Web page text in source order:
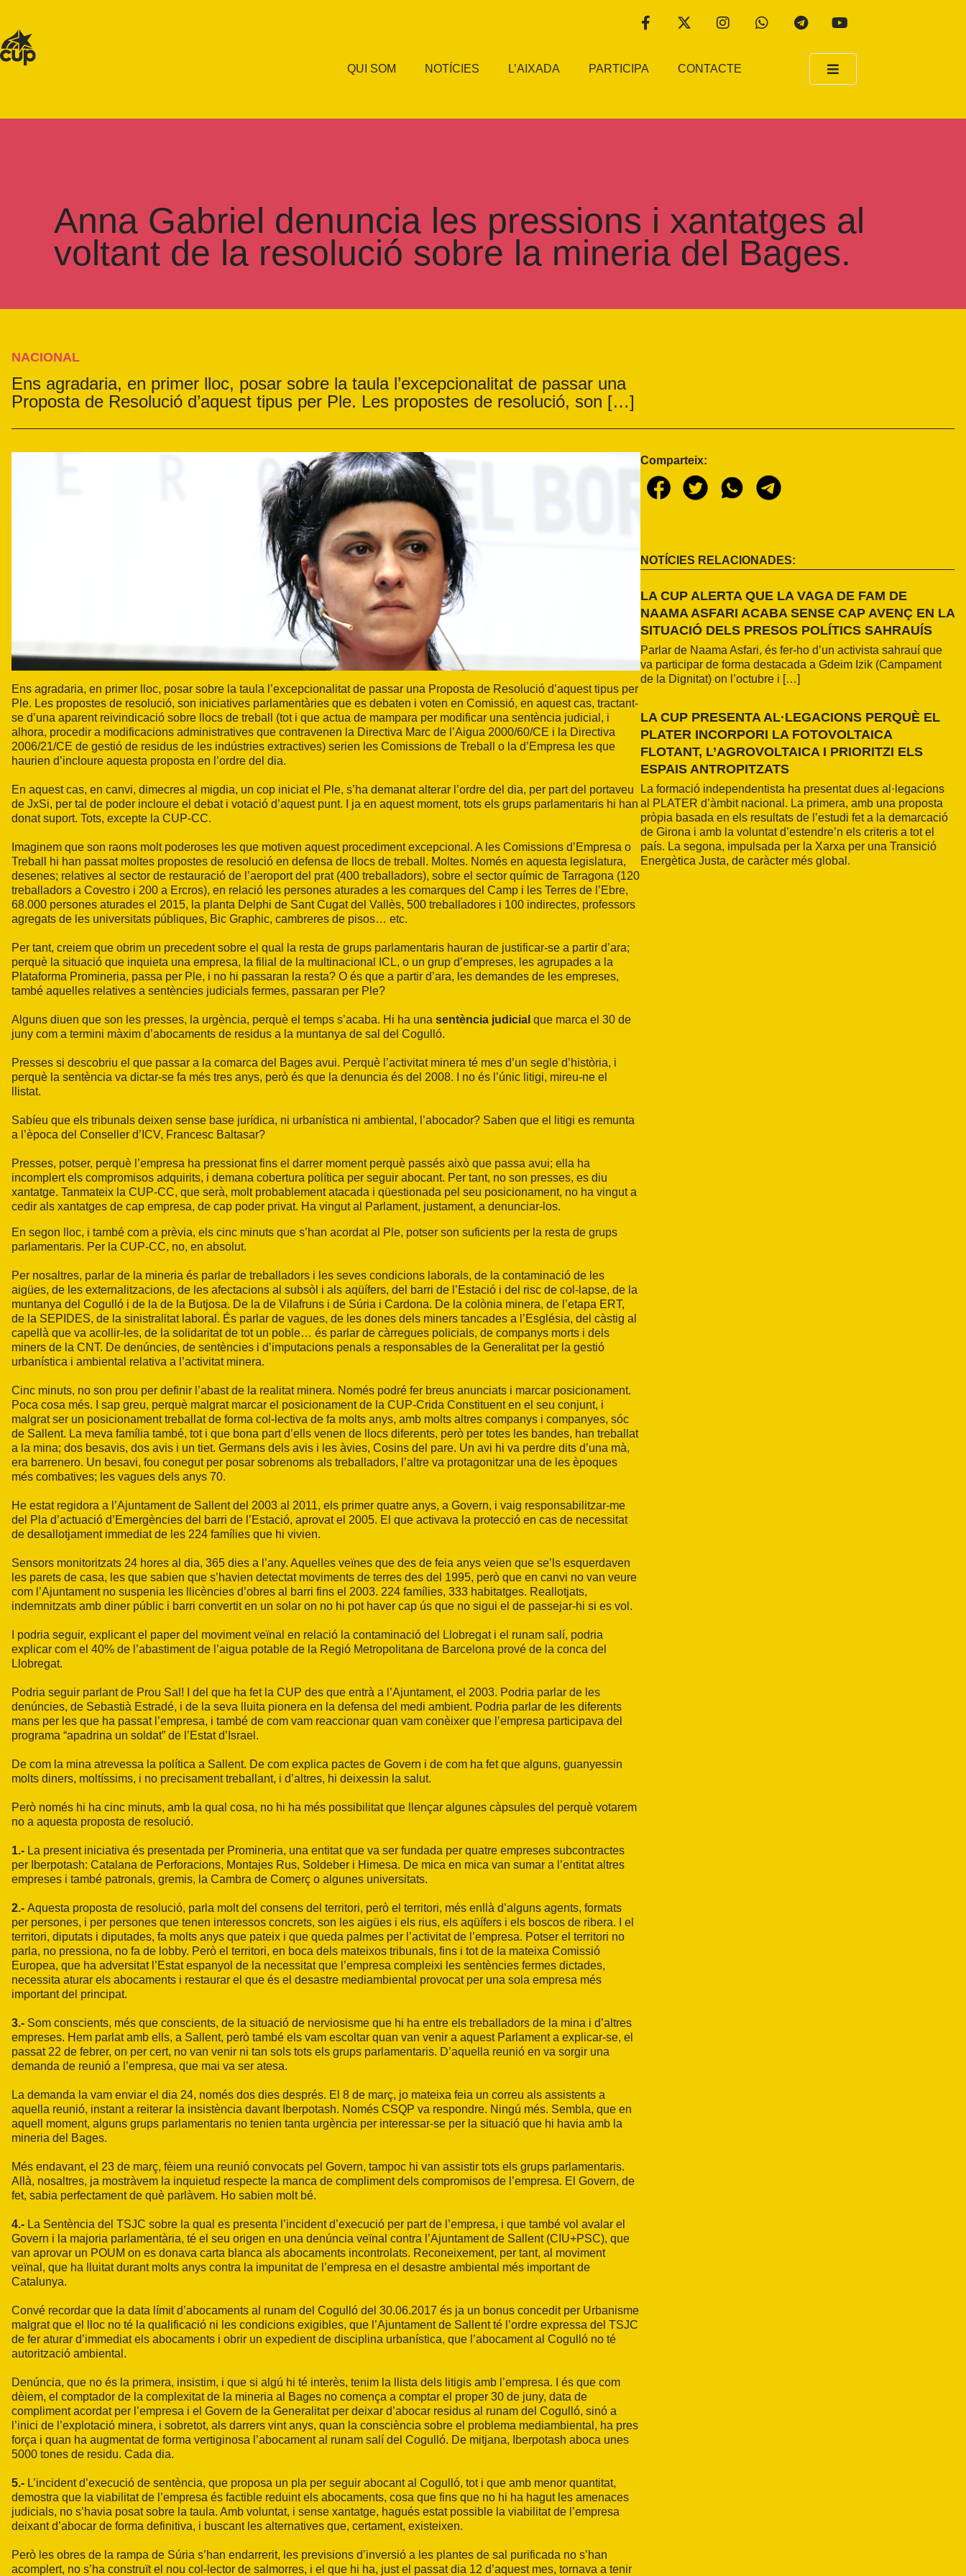
QUI SOM NOTÍCIES L’AIXADA PARTICIPA CONTACTE
Anna Gabriel denuncia les pressions i xantatges al
voltant de la resolució sobre la mineria del Bages.
NACIONAL
Ens agradaria, en primer lloc, posar sobre la taula l’excepcionalitat de passar una
Proposta de Resolució d’aquest tipus per Ple. Les propostes de resolució, son […]
Ens agradaria, en primer lloc, posar sobre la taula l’excepcionalitat de passar una Proposta de Resolució d’aquest tipus per
Ple. Les propostes de resolució, son iniciatives parlamentàries que es debaten i voten en Comissió, en aquest cas, tractant-
se d’una aparent reivindicació sobre llocs de treball (tot i que actua de mampara per modificar una sentència judicial, i
alhora, procedir a modificacions administratives que contravenen la Directiva Marc de l’Aigua 2000/60/CE i la Directiva
2006/21/CE de gestió de residus de les indústries extractives) serien les Comissions de Treball o la d’Empresa les que
haurien d’incloure aquesta proposta en l’ordre del dia.
En aquest cas, en canvi, dimecres al migdia, un cop iniciat el Ple, s’ha demanat alterar l’ordre del dia, per part del portaveu
de JxSi, per tal de poder incloure el debat i votació d’aquest punt. I ja en aquest moment, tots els grups parlamentaris hi han
donat suport. Tots, excepte la CUP-CC.
Imaginem que son raons molt poderoses les que motiven aquest procediment excepcional. A les Comissions d’Empresa o
Treball hi han passat moltes propostes de resolució en defensa de llocs de treball. Moltes. Només en aquesta legislatura,
desenes; relatives al sector de restauració de l’aeroport del prat (400 treballadors), sobre el sector químic de Tarragona (120
treballadors a Covestro i 200 a Ercros), en relació les persones aturades a les comarques del Camp i les Terres de l’Ebre,
68.000 persones aturades el 2015, la planta Delphi de Sant Cugat del Vallès, 500 treballadores i 100 indirectes, professors
agregats de les universitats públiques, Bic Graphic, cambreres de pisos… etc.
Per tant, creiem que obrim un precedent sobre el qual la resta de grups parlamentaris hauran de justificar-se a partir d’ara;
perquè la situació que inquieta una empresa, la filial de la multinacional ICL, o un grup d’empreses, les agrupades a la
Plataforma Promineria, passa per Ple, i no hi passaran la resta? O és que a partir d’ara, les demandes de les empreses,
també aquelles relatives a sentències judicials fermes, passaran per Ple?
Alguns diuen que son les presses, la urgència, perquè el temps s’acaba. Hi ha una sentència judicial que marca el 30 de
juny com a termini màxim d’abocaments de residus a la muntanya de sal del Cogulló.
Presses si descobriu el que passar a la comarca del Bages avui. Perquè l’activitat minera té mes d’un segle d’història, i
perquè la sentència va dictar-se fa més tres anys, però és que la denuncia és del 2008. I no és l’únic litigi, mireu-ne el
llistat.
Sabíeu que els tribunals deixen sense base jurídica, ni urbanística ni ambiental, l’abocador? Saben que el litigi es remunta
a l’època del Conseller d’ICV, Francesc Baltasar?
Presses, potser, perquè l’empresa ha pressionat fins el darrer moment perquè passés això que passa avui; ella ha
incomplert els compromisos adquirits, i demana cobertura política per seguir abocant. Per tant, no son presses, es diu
xantatge. Tanmateix la CUP-CC, que serà, molt probablement atacada i qüestionada pel seu posicionament, no ha vingut a
cedir als xantatges de cap empresa, de cap poder privat. Ha vingut al Parlament, justament, a denunciar-los.
En segon lloc, i també com a prèvia, els cinc minuts que s’han acordat al Ple, potser son suficients per la resta de grups
parlamentaris. Per la CUP-CC, no, en absolut.
Per nosaltres, parlar de la mineria és parlar de treballadors i les seves condicions laborals, de la contaminació de les
aigües, de les externalitzacions, de les afectacions al subsòl i als aqüífers, del barri de l’Estació i del risc de col-lapse, de la
muntanya del Cogulló i de la de la Butjosa. De la de Vilafruns i de Súria i Cardona. De la colònia minera, de l’etapa ERT,
de la SEPIDES, de la sinistralitat laboral. És parlar de vagues, de les dones dels miners tancades a l’Església, del càstig al
capellà que va acollir-les, de la solidaritat de tot un poble… és parlar de càrregues policials, de companys morts i dels
miners de la CNT. De denúncies, de sentències i d’imputacions penals a responsables de la Generalitat per la gestió
urbanística i ambiental relativa a l’activitat minera.
Cinc minuts, no son prou per definir l’abast de la realitat minera. Només podré fer breus anunciats i marcar posicionament.
Poca cosa més. I sap greu, perquè malgrat marcar el posicionament de la CUP-Crida Constituent en el seu conjunt, i
malgrat ser un posicionament treballat de forma col-lectiva de fa molts anys, amb molts altres companys i companyes, sóc
de Sallent. La meva família també, tot i que bona part d’ells venen de llocs diferents, però per totes les bandes, han treballat
a la mina; dos besavis, dos avis i un tiet. Germans dels avis i les àvies, Cosins del pare. Un avi hi va perdre dits d’una mà,
era barrenero. Un besavi, fou conegut per posar sobrenoms als treballadors, l’altre va protagonitzar una de les èpoques
més combatives; les vagues dels anys 70.
He estat regidora a l’Ajuntament de Sallent del 2003 al 2011, els primer quatre anys, a Govern, i vaig responsabilitzar-me
del Pla d’actuació d’Emergències del barri de l’Estació, aprovat el 2005. El que activava la protecció en cas de necessitat
de desallotjament immediat de les 224 famílies que hi vivien.
Sensors monitoritzats 24 hores al dia, 365 dies a l’any. Aquelles veïnes que des de feia anys veien que se’ls esquerdaven
les parets de casa, les que sabien que s’havien detectat moviments de terres des del 1995, però que en canvi no van veure
com l’Ajuntament no suspenia les llicències d’obres al barri fins el 2003. 224 famílies, 333 habitatges. Reallotjats,
indemnitzats amb diner públic i barri convertit en un solar on no hi pot haver cap ús que no sigui el de passejar-hi si es vol.
I podria seguir, explicant el paper del moviment veïnal en relació la contaminació del Llobregat i el runam salí, podria
explicar com el 40% de l’abastiment de l’aigua potable de la Regió Metropolitana de Barcelona prové de la conca del
Llobregat.
Podria seguir parlant de Prou Sal! I del que ha fet la CUP des que entrà a l’Ajuntament, el 2003. Podria parlar de les
denúncies, de Sebastià Estradé, i de la seva lluita pionera en la defensa del medi ambient. Podria parlar de les diferents
mans per les que ha passat l’empresa, i també de com vam reaccionar quan vam conèixer que l’empresa participava del
programa “apadrina un soldat” de l’Estat d’Israel.
De com la mina atrevessa la política a Sallent. De com explica pactes de Govern i de com ha fet que alguns, guanyessin
molts diners, moltíssims, i no precisament treballant, i d’altres, hi deixessin la salut.
Però només hi ha cinc minuts, amb la qual cosa, no hi ha més possibilitat que llençar algunes càpsules del perquè votarem
no a aquesta proposta de resolució.
1.- La present iniciativa és presentada per Promineria, una entitat que va ser fundada per quatre empreses subcontractes
per Iberpotash: Catalana de Perforacions, Montajes Rus, Soldeber i Himesa. De mica en mica van sumar a l’entitat altres
empreses i també patronals, gremis, la Cambra de Comerç o algunes universitats.
2.- Aquesta proposta de resolució, parla molt del consens del territori, però el territori, més enllà d’alguns agents, formats
per persones, i per persones que tenen interessos concrets, son les aigües i els rius, els aqüífers i els boscos de ribera. I el
territori, diputats i diputades, fa molts anys que pateix i que queda palmes per l’activitat de l’empresa. Potser el territori no
parla, no pressiona, no fa de lobby. Però el territori, en boca dels mateixos tribunals, fins i tot de la mateixa Comissió
Europea, que ha adversitat l’Estat espanyol de la necessitat que l’empresa compleixi les sentències fermes dictades,
necessita aturar els abocaments i restaurar el que és el desastre mediambiental provocat per una sola empresa més
important del principat.
3.- Som conscients, més que conscients, de la situació de nerviosisme que hi ha entre els treballadors de la mina i d’altres
empreses. Hem parlat amb ells, a Sallent, però també els vam escoltar quan van venir a aquest Parlament a explicar-se, el
passat 22 de febrer, on per cert, no van venir ni tan sols tots els grups parlamentaris. D’aquella reunió en va sorgir una
demanda de reunió a l’empresa, que mai va ser atesa.
La demanda la vam enviar el dia 24, només dos dies després. El 8 de març, jo mateixa feia un correu als assistents a
aquella reunió, instant a reiterar la insistència davant Iberpotash. Només CSQP va respondre. Ningú més. Sembla, que en
aquell moment, alguns grups parlamentaris no tenien tanta urgència per interessar-se per la situació que hi havia amb la
mineria del Bages.
Més endavant, el 23 de març, fèiem una reunió convocats pel Govern, tampoc hi van assistir tots els grups parlamentaris.
Allà, nosaltres, ja mostràvem la inquietud respecte la manca de compliment dels compromisos de l’empresa. El Govern, de
fet, sabia perfectament de què parlàvem. Ho sabien molt bé.
4.- La Sentència del TSJC sobre la qual es presenta l’incident d’execució per part de l’empresa, i que també vol avalar el
Govern i la majoria parlamentària, té el seu origen en una denúncia veïnal contra l’Ajuntament de Sallent (CIU+PSC), que
van aprovar un POUM on es donava carta blanca als abocaments incontrolats. Reconeixement, per tant, al moviment
veïnal, que ha lluitat durant molts anys contra la impunitat de l’empresa en el desastre ambiental més important de
Catalunya.
Convé recordar que la data límit d’abocaments al runam del Cogulló del 30.06.2017 és ja un bonus concedit per Urbanisme
malgrat que el lloc no té la qualificació ni les condicions exigibles, que l’Ajuntament de Sallent té l’ordre expressa del TSJC
de fer aturar d’immediat els abocaments i obrir un expedient de disciplina urbanística, que l’abocament al Cogulló no té
autorització ambiental.
Denúncia, que no és la primera, insistim, i que si algú hi té interès, tenim la llista dels litigis amb l’empresa. I és que com
dèiem, el comptador de la complexitat de la mineria al Bages no comença a comptar el proper 30 de juny, data de
compliment acordat per l’empresa i el Govern de la Generalitat per deixar d’abocar residus al runam del Cogulló, sinó a
l’inici de l’explotació minera, i sobretot, als darrers vint anys, quan la consciència sobre el problema mediambiental, ha pres
força i quan ha augmentat de forma vertiginosa l’abocament al runam salí del Cogulló. De mitjana, Iberpotash aboca unes
5000 tones de residu. Cada dia.
5.- L’incident d’execució de sentència, que proposa un pla per seguir abocant al Cogulló, tot i que amb menor quantitat,
demostra que la viabilitat de l’empresa és factible reduint els abocaments, cosa que fins que no hi ha hagut les amenaces
judicials, no s’havia posat sobre la taula. Amb voluntat, i sense xantatge, hagués estat possible la viabilitat de l’empresa
deixant d’abocar de forma definitiva, i buscant les alternatives que, certament, existeixen.
Però les obres de la rampa de Súria s’han endarrerit, les previsions d’inversió a les plantes de sal purificada no s’han
acomplert, no s’ha construït el nou col-lector de salmorres, i el que hi ha, just el passat dia 12 d’aquest mes, tornava a tenir
Comparteix:
NOTÍCIES RELACIONADES:
LA CUP ALERTA QUE LA VAGA DE FAM DE
NAAMA ASFARI ACABA SENSE CAP AVENÇ EN LA
SITUACIÓ DELS PRESOS POLÍTICS SAHRAUÍS
Parlar de Naama Asfari, és fer-ho d’un activista sahrauí que
va participar de forma destacada a Gdeim Izik (Campament
de la Dignitat) on l’octubre i […]
LA CUP PRESENTA AL·LEGACIONS PERQUÈ EL
PLATER INCORPORI LA FOTOVOLTAICA
FLOTANT, L’AGROVOLTAICA I PRIORITZI ELS
ESPAIS ANTROPITZATS
La formació independentista ha presentat dues al·legacions
al PLATER d’àmbit nacional. La primera, amb una proposta
pròpia basada en els resultats de l’estudi fet a la demarcació
de Girona i amb la voluntat d’estendre’n els criteris a tot el
país. La segona, impulsada per la Xarxa per una Transició
Energètica Justa, de caràcter més global.